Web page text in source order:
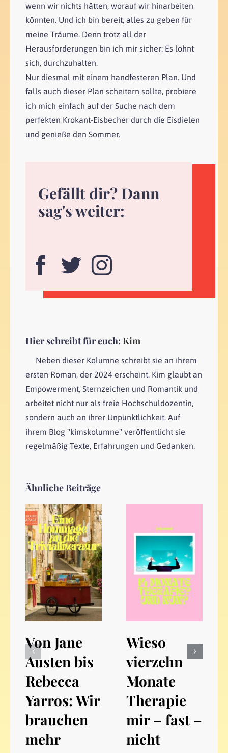
wenn wir nichts hätten, worauf wir hinarbeiten
könnten. Und ich bin bereit, alles zu geben für
meine Träume. Denn trotz all der
Herausforderungen bin ich mir sicher: Es lohnt
sich, durchzuhalten.
Nur diesmal mit einem handfesteren Plan. Und
falls auch dieser Plan scheitern sollte, probiere
ich mich einfach auf der Suche nach dem
perfekten Krokant-Eisbecher durch die Eisdielen
und genieße den Sommer.
Gefällt dir? Dann
sag's weiter:
Hier schreibt für euch: Kim
Neben dieser Kolumne schreibt sie an ihrem
ersten Roman, der 2024 erscheint. Kim glaubt an
Empowerment, Sternzeichen und Romantik und
arbeitet nicht nur als freie Hochschuldozentin,
sondern auch an ihrer Unpünktlichkeit. Auf
ihrem Blog "kimskolumne" veröffentlicht sie
regelmäßig Texte, Erfahrungen und Gedanken.
Ähnliche Beiträge
Von Jane
Austen bis
Rebecca
Yarros: Wir
brauchen
mehr
Wieso
vierzehn
Monate
Therapie
mir – fast –
nicht